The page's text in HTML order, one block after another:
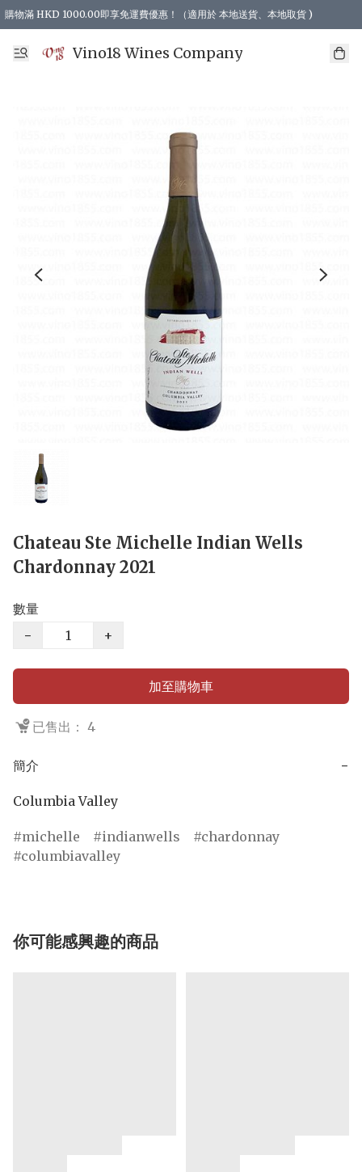
購物滿 HKD 1000.00即享免運費優惠！（適用於 本地送貨、本地取貨 )
Vino18 Wines Company
Chateau Ste Michelle Indian Wells
Chardonnay 2021
數量
−
+
加至購物車
已售出： 4
簡介 −
Columbia Valley
michelle indianwells
chardonnay
columbiavalley
你可能感興趣的商品